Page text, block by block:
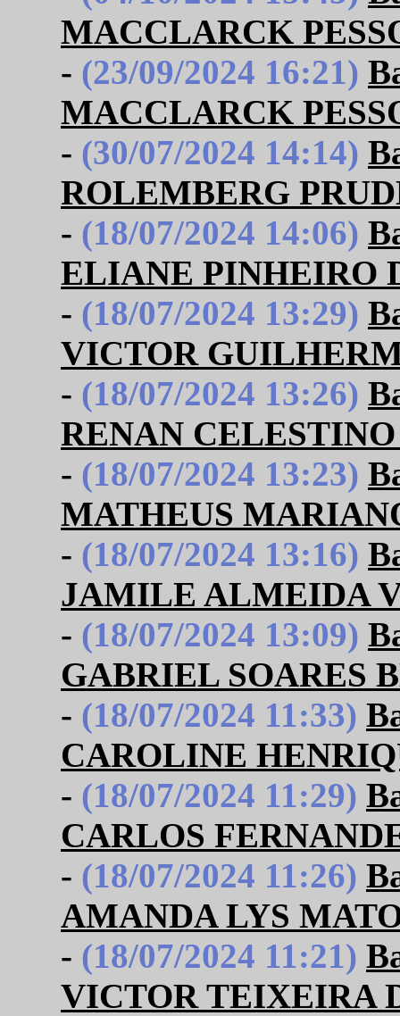
MACCLARCK
- (23/09/2024 16:21)
MACCLARCK
- (30/07/2024 14:14)
ROLEMBERG
- (18/07/2024 14:06)
ELIANE PINHEIRO
- (18/07/2024 13:29)
VICTOR
- (18/07/2024 13:26)
RENAN
- (18/07/2024 13:23)
MATHEUS
- (18/07/2024 13:16)
JAMILE ALMEIDA
- (18/07/2024 13:09)
GABRIEL SOARES
- (18/07/2024 11:33)
CAROLINE
- (18/07/2024 11:29)
CARLOS
- (18/07/2024 11:26)
AMANDA LYS
- (18/07/2024 11:21)
VICTOR TEIXEIRA